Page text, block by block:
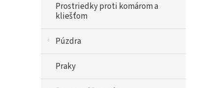
Prostriedky proti komárom a
kliešťom
Púzdra
Praky